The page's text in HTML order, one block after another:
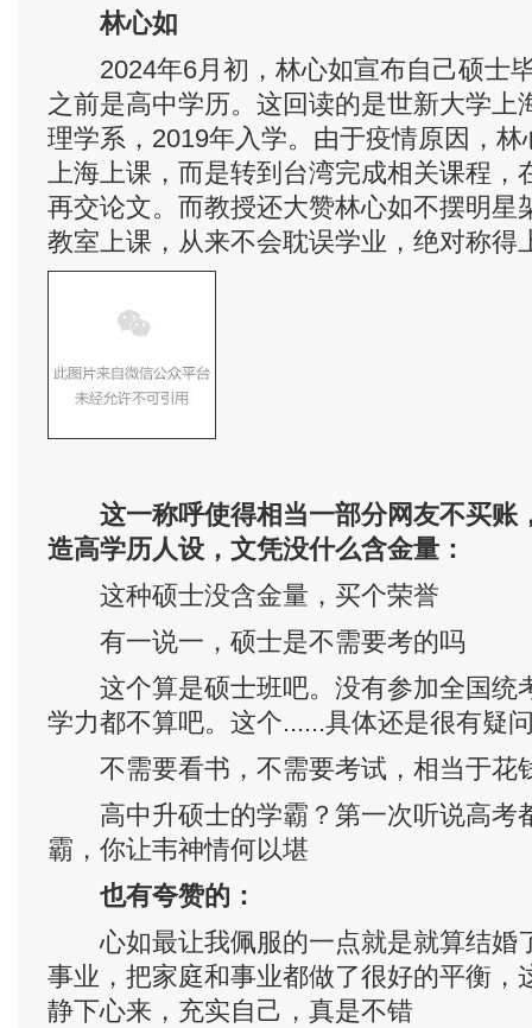
林心如
2024年6月初，林心如宣布自己硕士
之前是高中学历。这回读的是世新大学上
理学系，2019年入学。由于疫情原因，
上海上课，而是转到台湾完成相关课程
再交论文。而教授还大赞林心如不摆明星
教室上课，从来不会耽误学业，绝对称得
这一称呼使得相当一部分网友不买账
造高学历人设，文凭没什么含金量：
这种硕士没含金量，买个荣誉
有一说一，硕士是不需要考的吗
这个算是硕士班吧。没有参加全国统
学力都不算吧。这个......具体还是很有疑
不需要看书，不需要考试，相当于花
高中升硕士的学霸？第一次听说高考
霸，你让韦神情何以堪
也有夸赞的：
心如最让我佩服的一点就是就算结婚
事业，把家庭和事业都做了很好的平衡，
静下心来，充实自己，真是不错